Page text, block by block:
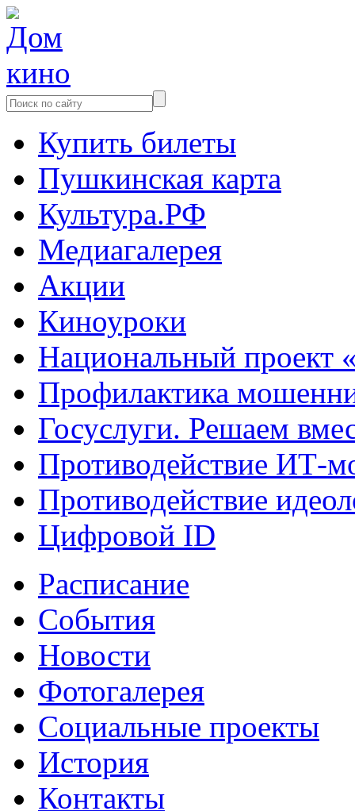
Купить билеты
Пушкинская карта
Культура.РФ
Медиагалерея
Акции
Киноуроки
Национальный проект
Профилактика
Госуслуги. Решаем
Противодействие ИТ-
Противодействие
Цифровой ID
Расписание
События
Новости
Фотогалерея
Социальные проекты
История
Контакты